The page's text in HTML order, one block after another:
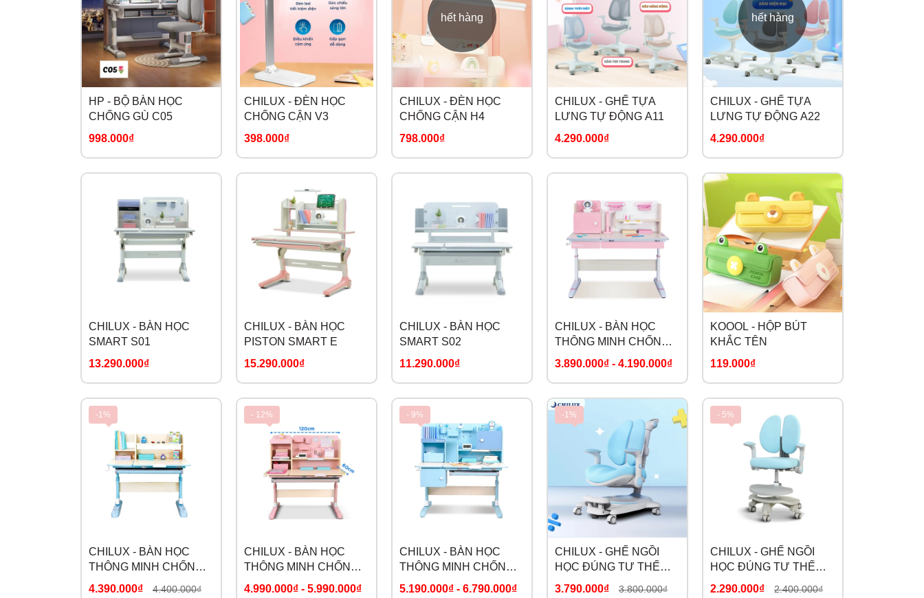
HP - BỘ BÀN HỌC
CHỐNG GÙ C05
998.000₫
CHILUX - ĐÈN HỌC
CHỐNG CẬN V3
398.000₫
hết hàng
CHILUX - ĐÈN HỌC
CHỐNG CẬN H4
798.000₫
CHILUX - GHẾ TỰA
LƯNG TỰ ĐỘNG A11
4.290.000₫
hết hàng
CHILUX - GHẾ TỰA
LƯNG TỰ ĐỘNG A22
4.290.000₫
CHILUX - BÀN HỌC
SMART S01
13.290.000₫
CHILUX - BÀN HỌC
PISTON SMART E
15.290.000₫
CHILUX - BÀN HỌC
SMART S02
11.290.000₫
CHILUX - BÀN HỌC
THÔNG MINH CHỐNG
GÙ SMART B
3.890.000₫ - 4.190.000₫
KOOOL - HỘP BÚT
KHẮC TÊN
119.000₫
-1%
CHILUX - BÀN HỌC
THÔNG MINH CHỐNG
GÙ SMART L
4.390.000₫ 4.400.000₫
- 12%
CHILUX - BÀN HỌC
THÔNG MINH CHỐNG
GÙ SMART D
4.990.000₫ - 5.990.000₫
- 9%
CHILUX - BÀN HỌC
THÔNG MINH CHỐNG
GÙ SMART V
5.190.000₫ - 6.790.000₫
-1%
CHILUX - GHẾ NGỒI
HỌC ĐÚNG TƯ THẾ
G20
3.790.000₫ 3.800.000₫
- 5%
CHILUX - GHẾ NGỒI
HỌC ĐÚNG TƯ THẾ
G18
2.290.000₫ 2.400.000₫